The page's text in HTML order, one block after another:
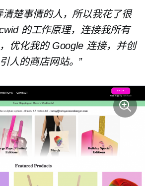
清楚事情的人，所以我花了很
的工作原理，连接我所有
优化我的 Google 连接，并创
人的商店网站。”